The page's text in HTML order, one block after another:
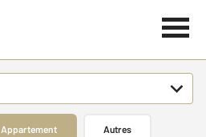
Appartement Autres